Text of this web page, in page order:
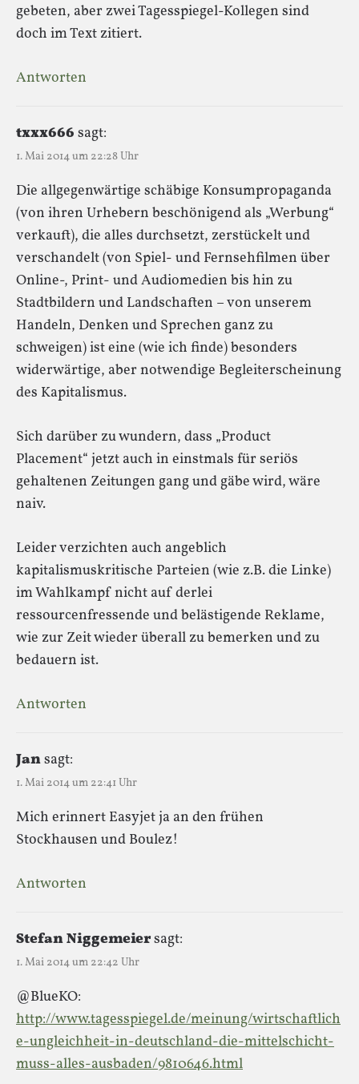
gebeten, aber zwei Tagesspiegel-Kollegen sind
doch im Text zitiert.
Antworten
txxx666 sagt:
1. Mai 2014 um 22:28 Uhr
Die allgegenwärtige schäbige Konsumpropaganda
(von ihren Urhebern beschönigend als „Werbung“
verkauft), die alles durchsetzt, zerstückelt und
verschandelt (von Spiel- und Fernsehfilmen über
Online-, Print- und Audiomedien bis hin zu
Stadtbildern und Landschaften – von unserem
Handeln, Denken und Sprechen ganz zu
schweigen) ist eine (wie ich finde) besonders
widerwärtige, aber notwendige Begleiterscheinung
des Kapitalismus.
Sich darüber zu wundern, dass „Product
Placement“ jetzt auch in einstmals für seriös
gehaltenen Zeitungen gang und gäbe wird, wäre
naiv.
Leider verzichten auch angeblich
kapitalismuskritische Parteien (wie z.B. die Linke)
im Wahlkampf nicht auf derlei
ressourcenfressende und belästigende Reklame,
wie zur Zeit wieder überall zu bemerken und zu
bedauern ist.
Antworten
Jansagt:
1. Mai 2014 um 22:41 Uhr
Mich erinnert Easyjet ja an den frühen
Stockhausen und Boulez!
Antworten
Stefan Niggemeiersagt:
1. Mai 2014 um 22:42 Uhr
@BlueKO:
http://www.tagesspiegel.de/meinung/wirtschaftlich
e-ungleichheit-in-deutschland-die-mittelschicht-
muss-alles-ausbaden/9810646.html